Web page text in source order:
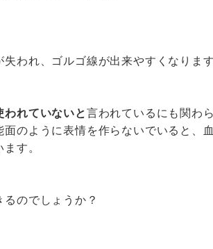
われ、ゴルゴ線が出来やすくなります
れていないと言われているにも関わら
のように表情を作らないでいると、
す。
のでしょうか？